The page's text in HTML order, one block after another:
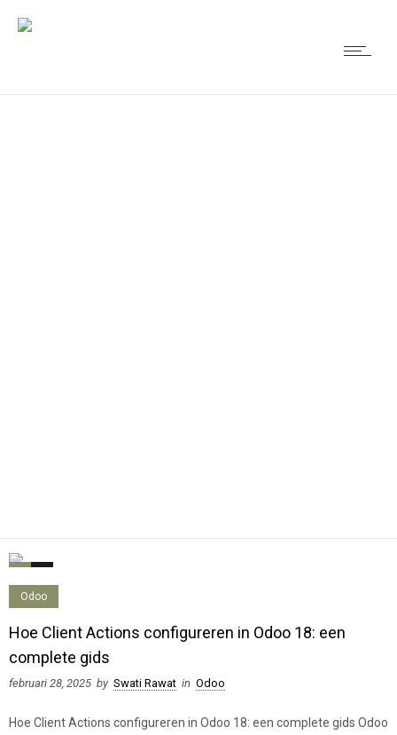
Odoo
Hoe Client Actions configureren in Odoo 18: een
complete gids
februari 28, 2025 by Swati Rawat in Odoo
Hoe Client Actions configureren in Odoo 18: een complete gids Odoo